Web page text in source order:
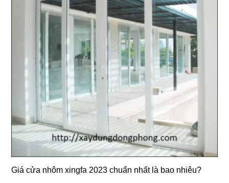
Giá cửa nhôm xingfa 2023 chuẩn nhất là bao nhiêu?